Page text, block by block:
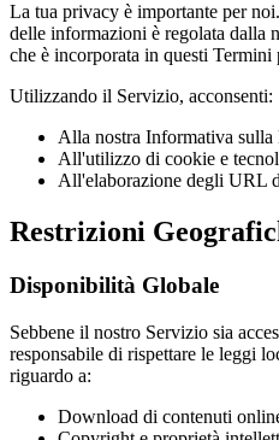
La tua privacy è importante per
delle informazioni è regolata dalla
che è incorporata in questi Termini
Utilizzando il Servizio, acconsenti:
Alla nostra Informativa sulla
All'utilizzo di cookie e
All'elaborazione degli URL
Restrizioni
Disponibilità Globale
Sebbene il nostro Servizio sia
responsabile di rispettare le leggi
riguardo a:
Download di contenuti